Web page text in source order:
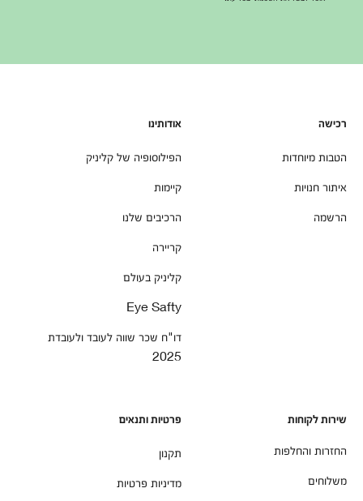
רכישה
הטבות מיוחדות
איתור חנויות
הרשמה
אודותינו
הפילוסופיה של קליניק
קיימות
הרכיבים שלנו
קריירה
קליניק בעולם
Eye Safty
דו"ח שכר שווה לעובד ולעובדת
2025
שירות לקוחות
החזרות והחלפות
משלוחים
פרטיות ותנאים
תקנון
מדיניות פרטיות